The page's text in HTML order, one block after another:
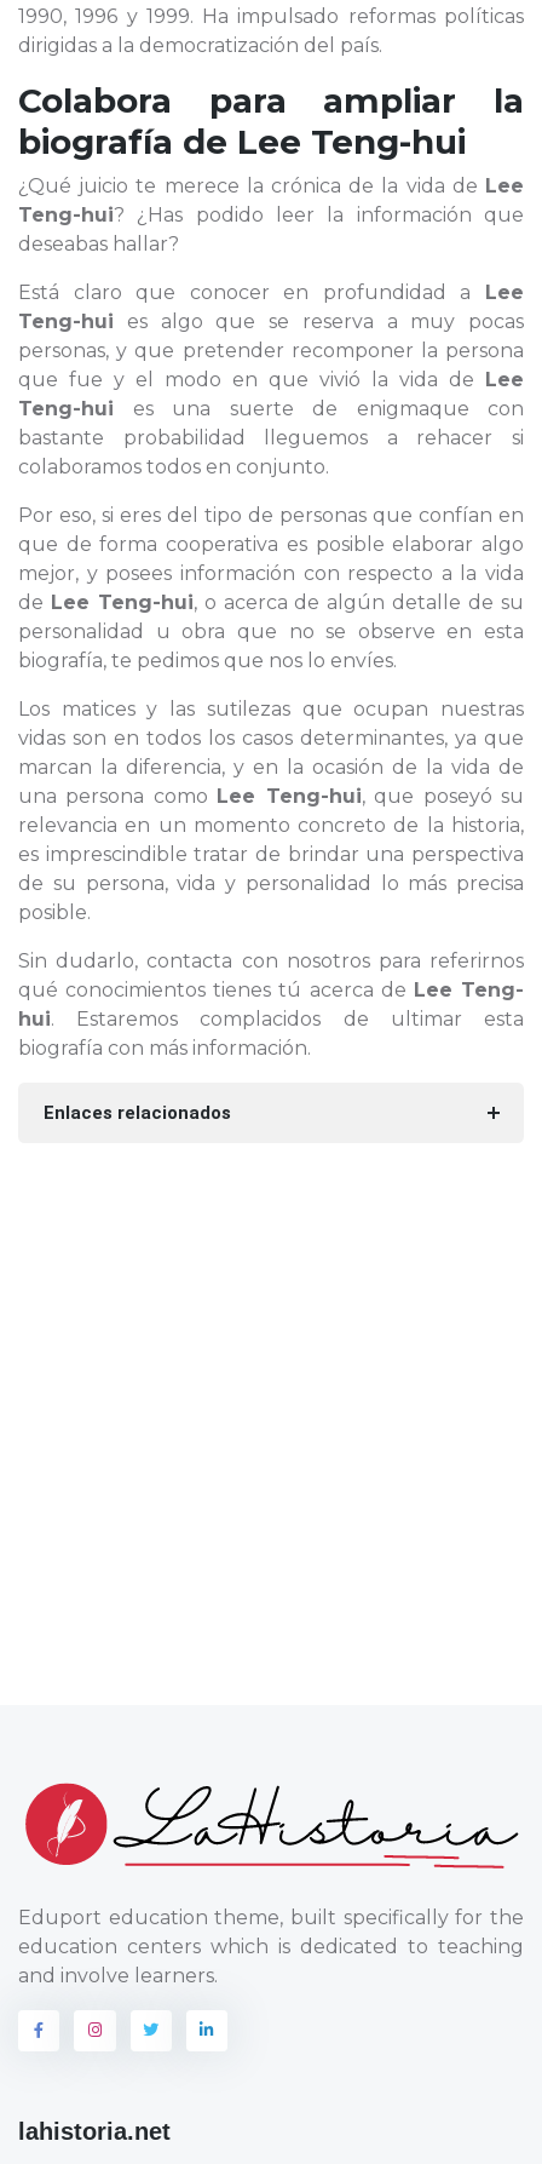
1990, 1996 y 1999. Ha impulsado reformas políticas
dirigidas a la democratización del país.
Colabora para ampliar la
biografía de Lee Teng-hui
¿Qué juicio te merece la crónica de la vida de Lee
Teng-hui? ¿Has podido leer la información que
deseabas hallar?
Está claro que conocer en profundidad a Lee
Teng-hui es algo que se reserva a muy pocas
personas, y que pretender recomponer la persona
que fue y el modo en que vivió la vida de Lee
Teng-hui es una suerte de enigmaque con
bastante probabilidad lleguemos a rehacer si
colaboramos todos en conjunto.
Por eso, si eres del tipo de personas que confían en
que de forma cooperativa es posible elaborar algo
mejor, y posees información con respecto a la vida
de Lee Teng-hui, o acerca de algún detalle de su
personalidad u obra que no se observe en esta
biografía, te pedimos que nos lo envíes.
Los matices y las sutilezas que ocupan nuestras
vidas son en todos los casos determinantes, ya que
marcan la diferencia, y en la ocasión de la vida de
una persona como Lee Teng-hui, que poseyó su
relevancia en un momento concreto de la historia,
es imprescindible tratar de brindar una perspectiva
de su persona, vida y personalidad lo más precisa
posible.
Sin dudarlo, contacta con nosotros para referirnos
qué conocimientos tienes tú acerca de Lee Teng-
hui. Estaremos complacidos de ultimar esta
biografía con más información.
Enlaces relacionados
Eduport education theme, built specifically for the
education centers which is dedicated to teaching
and involve learners.
lahistoria.net